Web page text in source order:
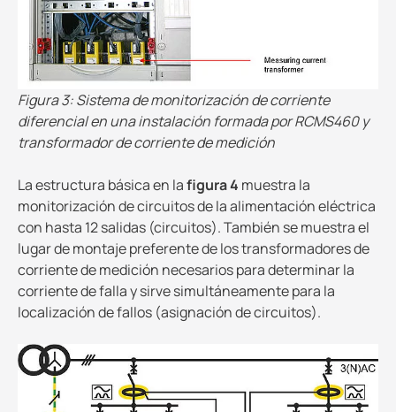
Figura 3: Sistema de monitorización de corriente
diferencial en una instalación formada por RCMS460 y
transformador de corriente de medición
La estructura básica en lafigura 4 muestra la
monitorización de circuitos de la alimentación eléctrica
con hasta 12 salidas (circuitos). También se muestra el
lugar de montaje preferente de los transformadores de
corriente de medición necesarios para determinar la
corriente de falla y sirve simultáneamente para la
localización de fallos (asignación de circuitos).